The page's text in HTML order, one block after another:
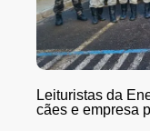
Leituristas da
cães e empresa